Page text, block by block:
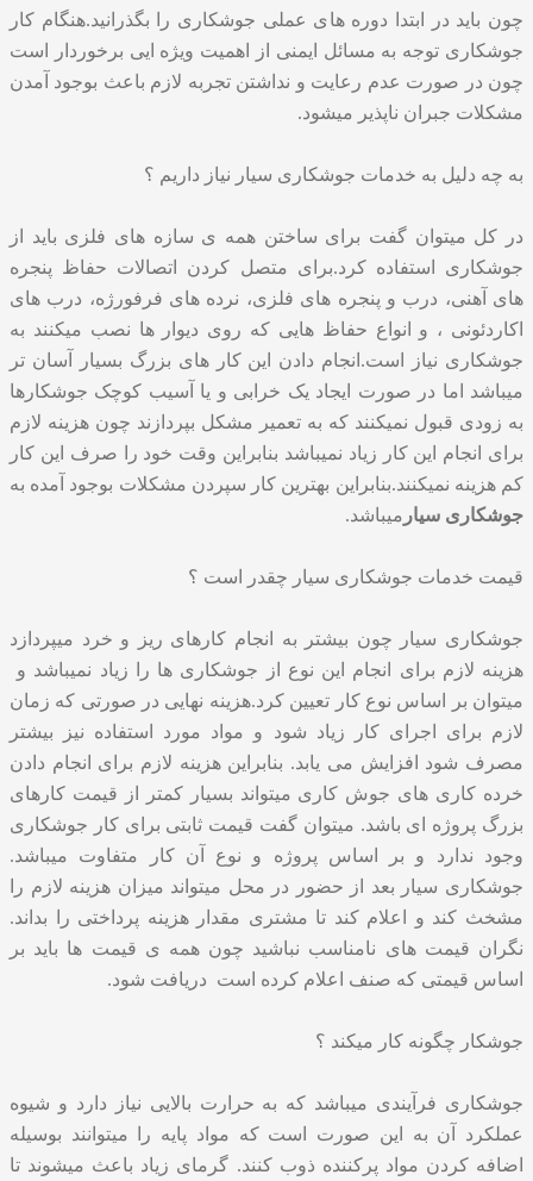
چون باید در ابتدا دوره های عملی جوشکاری را بگذرانید.هنگام کار
جوشکاری توجه به مسائل ایمنی از اهمیت ویژه ایی برخوردار است
چون در صورت عدم رعایت و نداشتن تجربه لازم باعث بوجود آمدن
مشکلات جبران ناپذیر میشود.
به چه دلیل به خدمات جوشکاری سیار نیاز داریم ؟
در کل میتوان گفت برای ساختن همه ی سازه های فلزی باید از
جوشکاری استفاده کرد.برای متصل کردن اتصالات حفاظ پنجره
های آهنی، درب و پنجره های فلزی، نرده های فرفورژه، درب های
اکاردئونی ، و انواع حفاظ هایی که روی دیوار ها نصب میکنند به
جوشکاری نیاز است.انجام دادن این کار های بزرگ بسیار آسان تر
میباشد اما در صورت ایجاد یک خرابی و یا آسیب کوچک جوشکارها
به زودی قبول نمیکنند که به تعمیر مشکل بپردازند چون هزینه لازم
برای انجام این کار زیاد نمیباشد بنابراین وقت خود را صرف این کار
کم هزینه نمیکنند.بنابراین بهترین کار سپردن مشکلات بوجود آمده به
جوشکاری سیار میباشد.
قیمت خدمات جوشکاری سیار چقدر است ؟
جوشکاری سیار چون بیشتر به انجام کارهای ریز و خرد میپردازد
هزینه لازم برای انجام این نوع از جوشکاری ها را زیاد نمیباشد و
میتوان بر اساس نوع کار تعیین کرد.هزینه نهایی در صورتی که زمان
لازم برای اجرای کار زیاد شود و مواد مورد استفاده نیز بیشتر
مصرف شود افزایش می یابد. بنابراین هزینه لازم برای انجام دادن
خرده کاری های جوش کاری میتواند بسیار کمتر از قیمت کارهای
بزرگ پروژه ای باشد. میتوان گفت قیمت ثابتی برای کار جوشکاری
وجود ندارد و بر اساس پروژه و نوع آن کار متفاوت میباشد.
جوشکاری سیار بعد از حضور در محل میتواند میزان هزینه لازم را
مشخث کند و اعلام کند تا مشتری مقدار هزینه پرداختی را بداند.
نگران قیمت های نامناسب نباشید چون همه ی قیمت ها باید بر
اساس قیمتی که صنف اعلام کرده است دریافت شود.
جوشکار چگونه کار میکند ؟
جوشکاری فرآیندی میباشد که به حرارت بالایی نیاز دارد و شیوه
عملکرد آن به این صورت است که مواد پایه را میتوانند بوسیله
اضافه کردن مواد پرکننده ذوب کنند. گرمای زیاد باعث میشوند تا